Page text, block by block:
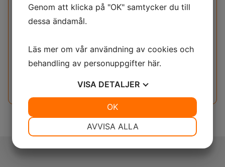
Stuckarbeten med så kallad grisaillemålning,
imitationsmåleri.
Fönsterglas
Oftast etsade och blästrade för att förhindra insyn
Genom att klicka på "OK" samtycker du till
dessa ändamål.
Läs mer om vår användning av cookies och
behandling av personuppgifter här.
VISA DETALJER
AVVISA ALLA
OK